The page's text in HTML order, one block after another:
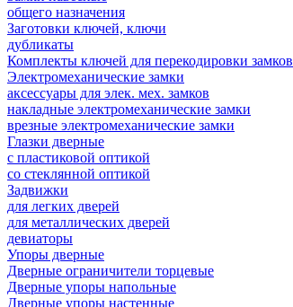
общего назначения
Заготовки ключей, ключи
дубликаты
Комплекты ключей для перекодировки замков
Электромеханические замки
аксессуары для элек. мех. замков
накладные электромеханические замки
врезные электромеханические замки
Глазки дверные
с пластиковой оптикой
со стеклянной оптикой
Задвижки
для легких дверей
для металлических дверей
девиаторы
Упоры дверные
Дверные ограничители торцевые
Дверные упоры напольные
Дверные упоры настенные